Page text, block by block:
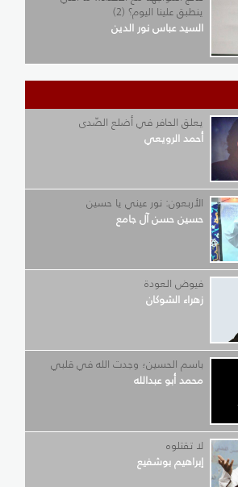
ينطبق علينا اليوم؟ (2)
السيد عباس نور الدين
يعلق الحافر في أضلع الصّدى
أحمد الرويعي
الأربعون: نور عيني يا حسين
حسين حسن آل جامع
فيوض العودة
زهراء الشوكان
باسم الحسين؛ وجدت الله في قلبي
محمد أبو عبدالله
لا تقتلوه
إبراهيم بوشفيع